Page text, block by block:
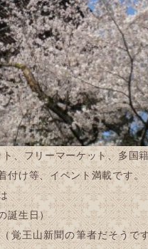
、フリーマーケット、多国
付け等、イベント満載です。
誕生日）
覚王山新聞の筆者だそうで